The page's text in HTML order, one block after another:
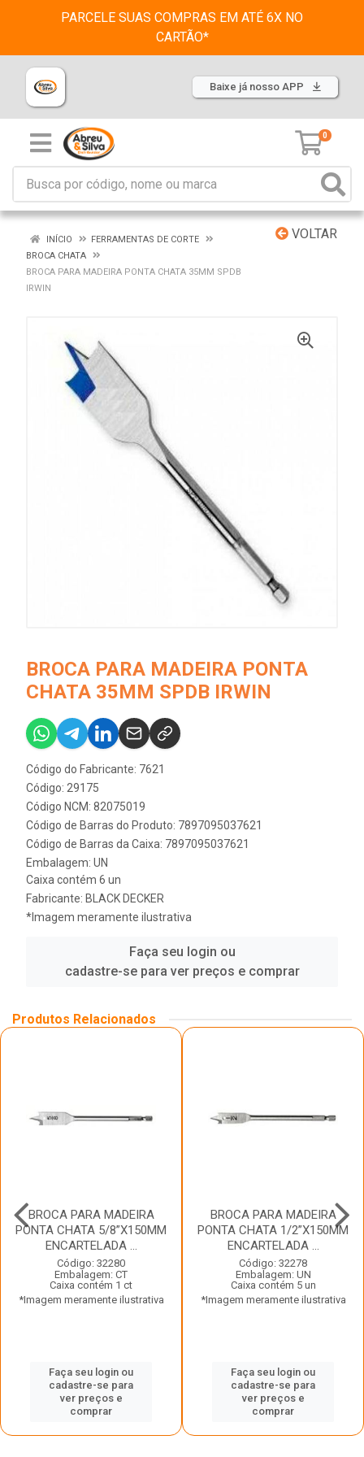
PARCELE SUAS COMPRAS EM ATÉ 6X NO
CARTÃO*
Baixe já nosso APP
0
VOLTAR
INÍCIO
FERRAMENTAS DE CORTE
BROCA CHATA
BROCA PARA MADEIRA PONTA CHATA 35MM SPDB
IRWIN
BROCA PARA MADEIRA PONTA
CHATA 35MM SPDB IRWIN
Código do Fabricante: 7621
Código: 29175
Código NCM: 82075019
Código de Barras do Produto: 7897095037621
Código de Barras da Caixa: 7897095037621
Embalagem: UN
Caixa contém 6 un
Fabricante: BLACK DECKER
*Imagem meramente ilustrativa
Faça seu login ou
cadastre-se para ver preços e comprar
Produtos Relacionados
BROCA PARA MADEIRA
PONTA CHATA 5/8”X150MM
ENCARTELADA ...
Código: 32280
Embalagem: CT
Caixa contém 1 ct
*Imagem meramente ilustrativa
Faça seu login ou
cadastre-se para
ver preços e
comprar
BROCA PARA MADEIRA
PONTA CHATA 1/2”X150MM
ENCARTELADA ...
Código: 32278
Embalagem: UN
Caixa contém 5 un
*Imagem meramente ilustrativa
Faça seu login ou
cadastre-se para
ver preços e
comprar